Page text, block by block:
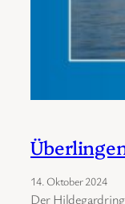
14. Oktober 2024
Der